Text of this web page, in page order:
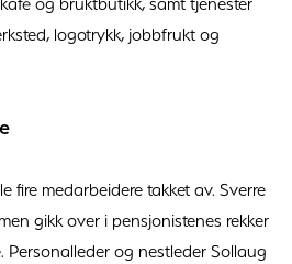
logotrykk, jobbfrukt og
fire medarbeidere takket av. Sverre
gikk over i pensjonistenes rekker
Personalleder og nestleder Sollaug